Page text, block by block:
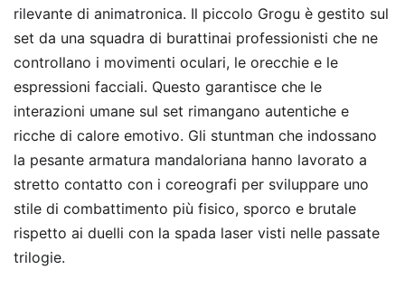
rilevante di animatronica. Il piccolo Grogu è gestito sul
set da una squadra di burattinai professionisti che ne
controllano i movimenti oculari, le orecchie e le
espressioni facciali. Questo garantisce che le
interazioni umane sul set rimangano autentiche e
ricche di calore emotivo. Gli stuntman che indossano
la pesante armatura mandaloriana hanno lavorato a
stretto contatto con i coreografi per sviluppare uno
stile di combattimento più fisico, sporco e brutale
rispetto ai duelli con la spada laser visti nelle passate
trilogie.